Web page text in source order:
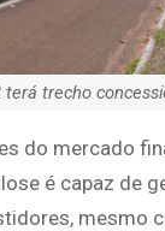
terá trecho
do mercado
é capaz de
mesmo